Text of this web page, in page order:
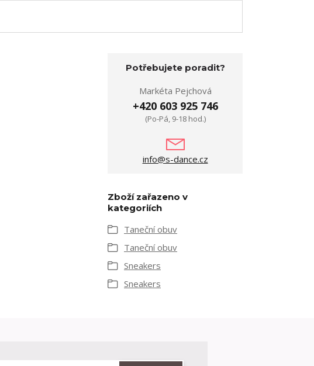
Potřebujete poradit?
Markéta Pejchová
+420 603 925 746
(Po-Pá, 9-18 hod.)
info@s-dance.cz
Zboží zařazeno v
kategoriích
Taneční obuv
Taneční obuv
Sneakers
Sneakers